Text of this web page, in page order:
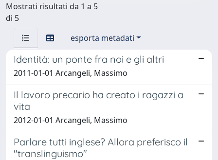
Mostrati risultati da 1 a 5
di 5
esporta metadati
Identità: un ponte fra noi e gli altri
2011-01-01 Arcangeli, Massimo
Il lavoro precario ha creato i ragazzi a
vita
2012-01-01 Arcangeli, Massimo
Parlare tutti inglese? Allora preferisco il
"translinguismo"